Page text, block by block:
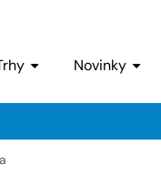
Novinky